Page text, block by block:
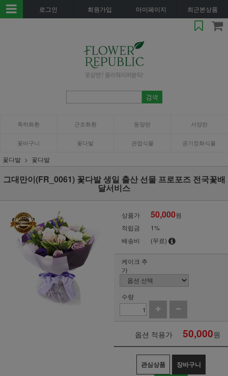
로그인 회원가입 마이페이지 최근본상품
축하화환 근조화환 동양란 서양란
꽃바구니 꽃다발 관엽식물 공기정화식물
꽃다발 꽃다발
그대만이(FR_0061) 꽃다발 생일 출산 선물 프로포즈 전국꽃배
달서비스
상품가 50,000원
적립금
1%
배송비
(무료)
케이크 추
가
수량
옵션 적용가 50,000원
관심상품 장바구니